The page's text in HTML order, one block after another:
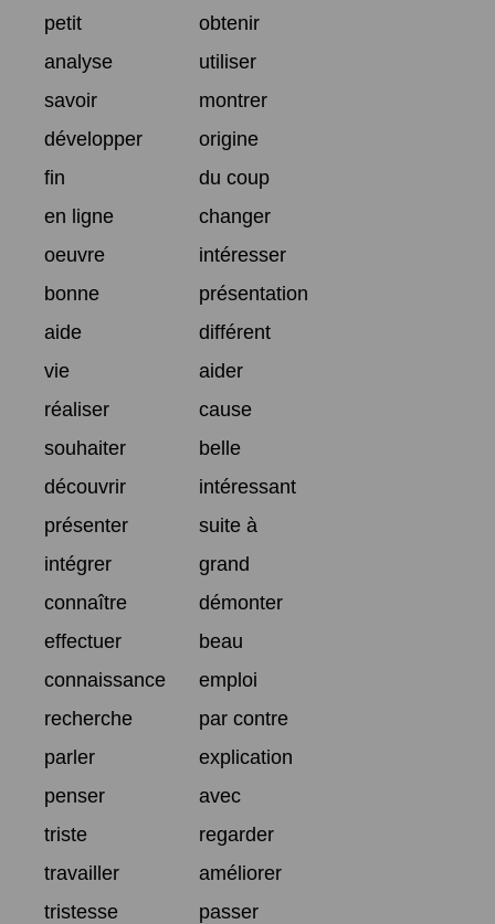
petit
obtenir
analyse
utiliser
savoir
montrer
développer
origine
fin
du coup
en ligne
changer
oeuvre
intéresser
bonne
présentation
aide
différent
vie
aider
réaliser
cause
souhaiter
belle
découvrir
intéressant
présenter
suite à
intégrer
grand
connaître
démonter
effectuer
beau
connaissance
emploi
recherche
par contre
parler
explication
penser
avec
triste
regarder
travailler
améliorer
tristesse
passer